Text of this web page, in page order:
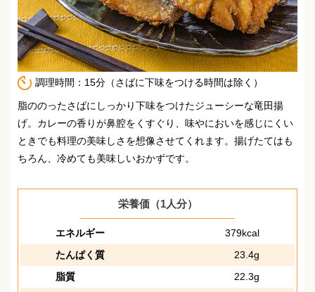
調理時間：15分（さばに下味をつける時間は除く）
脂ののったさばにしっかり下味をつけたジューシーな竜田揚
げ。 カレーの香りが鼻腔をくすぐり、味やにおいを感じにくい
ときでも料理の美味しさを想像させてくれます。 揚げたてはも
ちろん、冷めても美味しいおかずです。
栄養価（1人分）
エネルギー
379kcal
たんぱく質
23.4g
脂質
22.3g